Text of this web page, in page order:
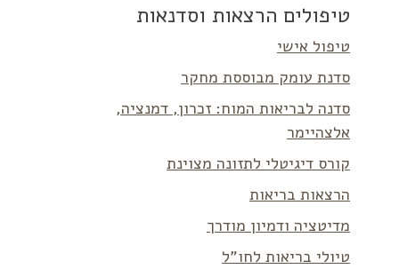
טיפולים הרצאות וסדנאות
טיפול אישי
סדנת עומק מבוססת מחקר
סדנה לבריאות המוח: זכרון, דמנציה,
אלצהיימר
קורס דיגיטלי לתזונה מצוינת
הרצאות בריאות
מדיטציה ודמיון מודרך
טיולי בריאות לחו”ל